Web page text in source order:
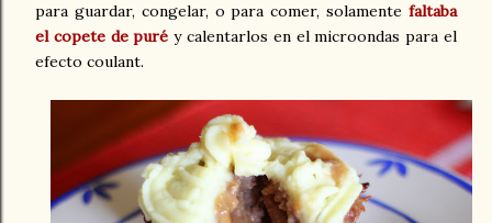
para guardar, congelar, o para comer, solamente faltaba
el copete de puréy calentarlos en el microondas para el
efecto coulant.